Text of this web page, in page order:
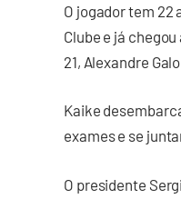
O jogador tem 22
Clube e já
21, Alexandre
Kaike
exames e se
O presidente